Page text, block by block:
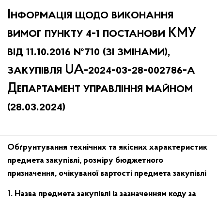
Інформація щодо виконання
вимог пункту 4-1 постанови КМУ
від 11.10.2016 №710 (зі змінами),
закупівля UA-2024-03-28-002786-a
Департамент управління майном
(28.03.2024)
Обґрунтування технічних та якісних характеристик
предмета закупівлі, розміру бюджетного
призначення, очікуваної вартості предмета закупівлі
1. Назва предмета закупівлі із зазначенням коду за